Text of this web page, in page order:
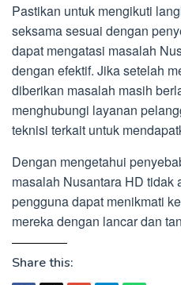
Pastikan untuk mengikuti
seksama sesuai dengan
dapat mengatasi masalah
dengan efektif. Jika setelah
diberikan masalah masih
menghubungi layanan
teknisi terkait untuk
Dengan mengetahui
masalah Nusantara HD tidak
pengguna dapat menikmati
mereka dengan lancar dan
Share this: